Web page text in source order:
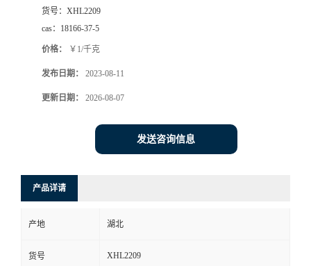
货号： XHL2209
cas： 18166-37-5
价格： ￥1/千克
发布日期： 2023-08-11
更新日期： 2026-08-07
发送咨询信息
产品详请
产地 湖北
货号 XHL2209